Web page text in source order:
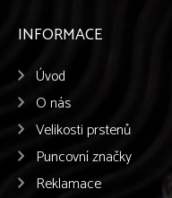
INFORMACE
Úvod
O nás
Velikosti prstenů
Puncovní značky
Reklamace